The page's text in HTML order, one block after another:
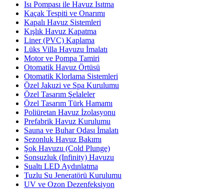
Isı Pompası ile Havuz Isıtma
Kaçak Tespiti ve Onarımı
Kapalı Havuz Sistemleri
Kışlık Havuz Kapatma
Liner (PVC) Kaplama
Lüks Villa Havuzu İmalatı
Motor ve Pompa Tamiri
Otomatik Havuz Örtüsü
Otomatik Klorlama Sistemleri
Özel Jakuzi ve Spa Kurulumu
Özel Tasarım Şelaleler
Özel Tasarım Türk Hamamı
Poliüretan Havuz İzolasyonu
Prefabrik Havuz Kurulumu
Sauna ve Buhar Odası İmalatı
Sezonluk Havuz Bakımı
Şok Havuzu (Cold Plunge)
Sonsuzluk (Infinity) Havuzu
Sualtı LED Aydınlatma
Tuzlu Su Jeneratörü Kurulumu
UV ve Ozon Dezenfeksiyon